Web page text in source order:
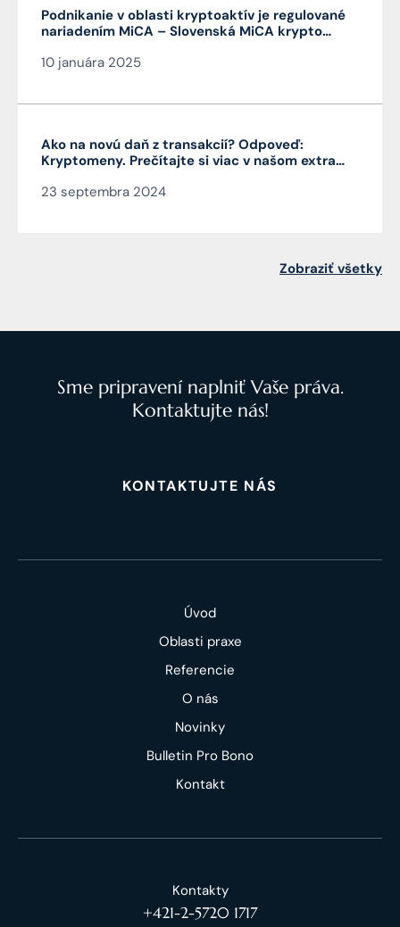
Podnikanie v oblasti kryptoaktív je regulované
nariadením MiCA – Slovenská MiCA krypto
10 januára 2025
Ako na novú daň z transakcií? Odpoveď:
Kryptomeny. Prečítajte si viac v našom extra
Čarnogurského
23 septembra 2024
Zobraziť všetky
Sme pripravení naplniť Vaše práva.
Kontaktujte nás!
KONTAKTUJTE NÁS
Úvod
Oblasti praxe
Referencie
O nás
Novinky
Bulletin Pro Bono
Kontakt
Kontakty
+421-2-5720 1717